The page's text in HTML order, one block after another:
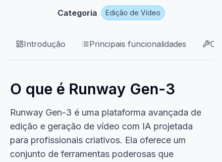
Categoria Edição de Vídeo
Introdução Principais funcionalidades
O que é Runway Gen-3
Runway Gen-3 é uma plataforma avançada de
edição e geração de vídeo com IA projetada
para profissionais criativos. Ela oferece um
conjunto de ferramentas poderosas que